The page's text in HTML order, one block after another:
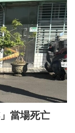
當場死亡